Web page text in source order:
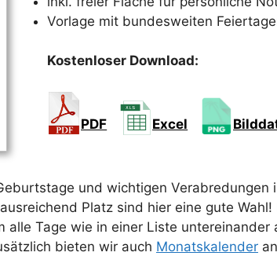
Vorlage mit bundesweiten
Kostenloser Download:
PDF Excel
und wichtigen Verabredungen
Platz sind hier eine gute Wahl!
Tage wie in einer Liste untereinander
bieten wir auch Monatskalender